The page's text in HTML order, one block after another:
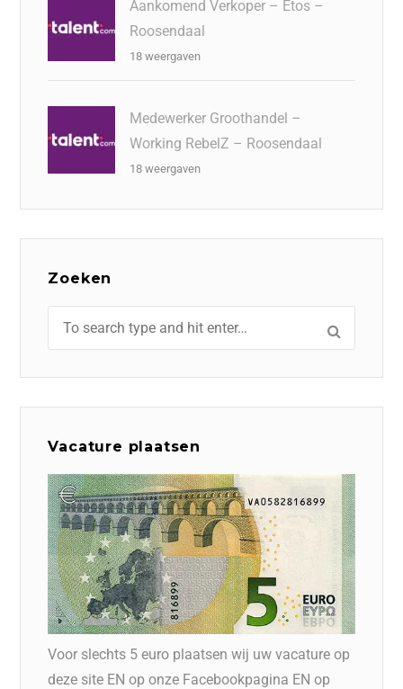
Aankomend Verkoper – Etos –
Roosendaal
18 weergaven
Medewerker Groothandel –
Working RebelZ – Roosendaal
18 weergaven
Zoeken
Vacature plaatsen
Voor slechts 5 euro plaatsen wij uw vacature op
deze site EN op onze Facebookpagina EN op